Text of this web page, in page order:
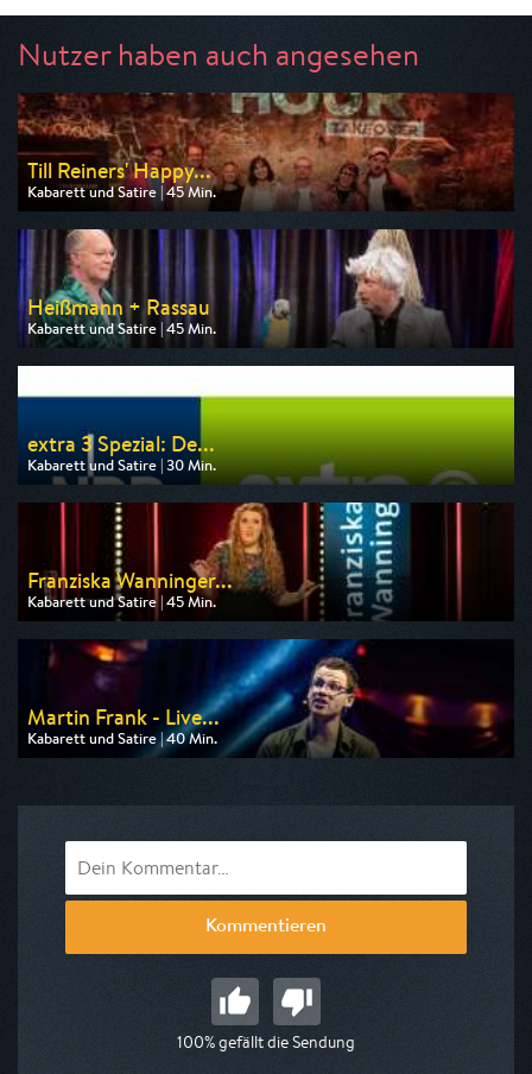
Nutzer haben auch angesehen
Till Reiners' Happy...
Kabarett und Satire | 45 Min.
Ausgestrahlt von 3sat
am 09.08.2026, 20:15
Heißmann + Rassau
Kabarett und Satire | 45 Min.
Ausgestrahlt von BR
am 07.08.2026, 22:05
extra 3 Spezial: De...
Kabarett und Satire | 30 Min.
Ausgestrahlt von One
am 07.08.2026, 05:50
Franziska Wanninger...
Kabarett und Satire | 45 Min.
Ausgestrahlt von 3sat
am 08.08.2026, 04:40
Martin Frank - Live...
Kabarett und Satire | 40 Min.
Ausgestrahlt von 3sat
Kommentieren
100% gefällt die Sendung